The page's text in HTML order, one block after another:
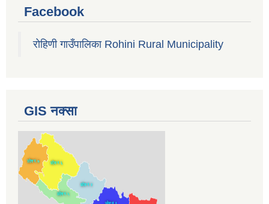
Facebook
रोहिणी गाउँपालिका Rohini Rural Municipality
GIS नक्सा